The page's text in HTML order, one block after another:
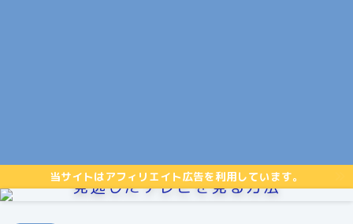
当サイトはアフィリエイト広告を利用しています。
見逃したテレビを見る方法